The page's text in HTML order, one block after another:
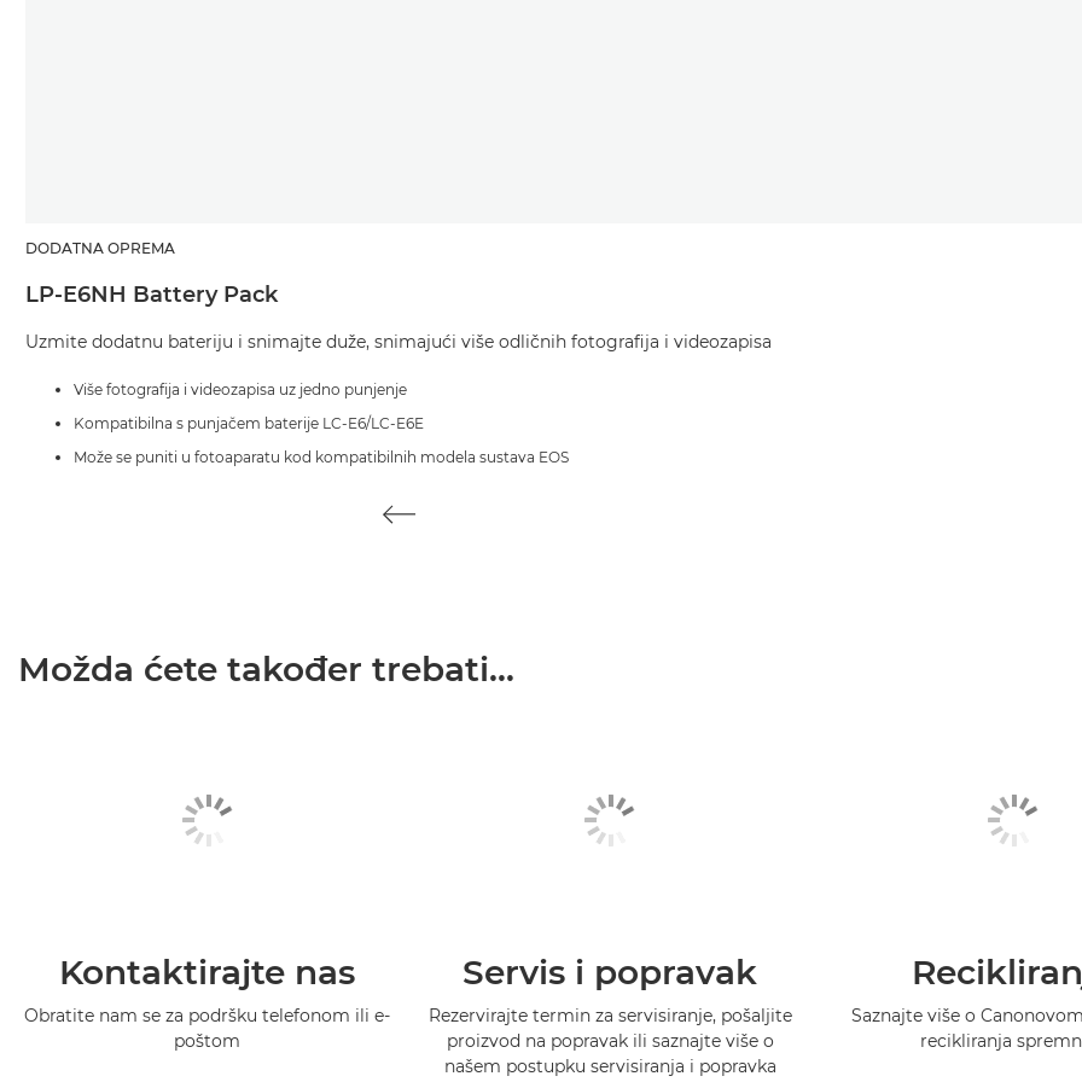
DODATNA OPREMA
LP-E6NH Battery Pack
Uzmite dodatnu bateriju i snimajte duže, snimajući više odličnih fotografija i videozapisa
Više fotografija i videozapisa uz jedno punjenje
Kompatibilna s punjačem baterije LC-E6/LC-E6E
Može se puniti u fotoaparatu kod kompatibilnih modela sustava EOS
Možda ćete također trebati...
Kontaktirajte nas
Obratite nam se za podršku telefonom ili e-
poštom
Servis i popravak
Rezervirajte termin za servisiranje, pošaljite
proizvod na popravak ili saznajte više o
našem postupku servisiranja i popravka
Saznajte više o
recikliranja